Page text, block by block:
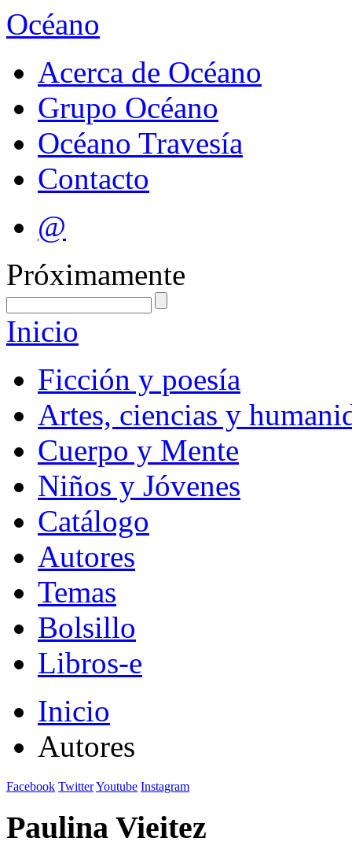
Océano
Acerca de Océano
Grupo Océano
Océano Travesía
Contacto
@
Próximamente
Inicio
Ficción y poesía
Artes, ciencias y
Cuerpo y Mente
Niños y Jóvenes
Catálogo
Autores
Temas
Bolsillo
Libros-e
Inicio
Autores
Facebook TwitterYoutube Instagram
Paulina Vieitez